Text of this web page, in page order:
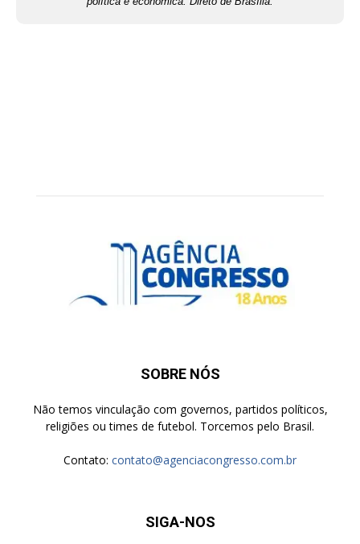
SOBRE NÓS
Não temos vinculação com governos, partidos políticos,
religiões ou times de futebol. Torcemos pelo Brasil.
Contato: contato@agenciacongresso.com.br
SIGA-NOS